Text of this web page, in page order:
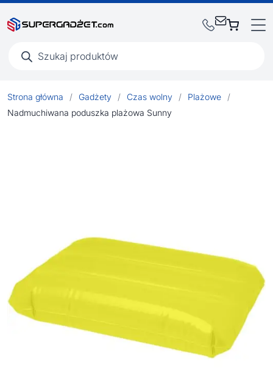
produktów
Strona główna / Gadżety / Czas wolny / Plażowe
/
Nadmuchiwana poduszka plażowa Sunny